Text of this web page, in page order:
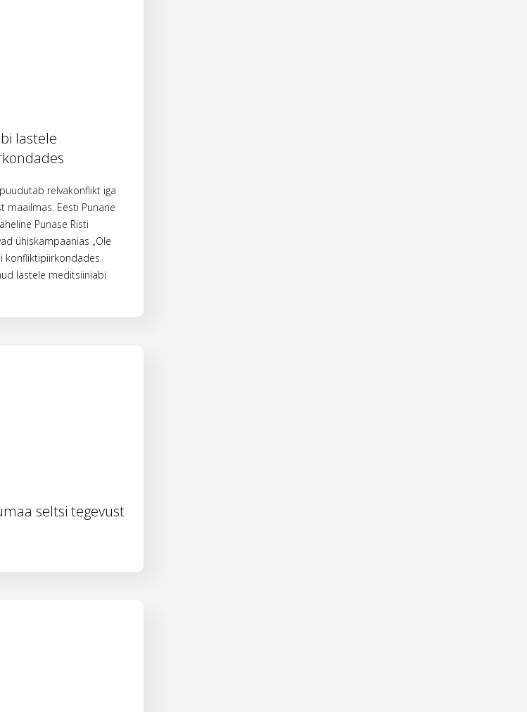
lastele
relvakonflikt iga
maailmas. Eesti Punane
Punase Risti
ühiskampaanias „Ole
konfliktipiirkondades
lastele meditsiiniabi
seltsi tegevust